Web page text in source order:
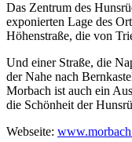
Das Zentrum des
exponierten Lage des
Höhenstraße, die von
Und einer Straße, die
der Nahe nach
Morbach ist auch ein
die Schönheit der
Webseite: